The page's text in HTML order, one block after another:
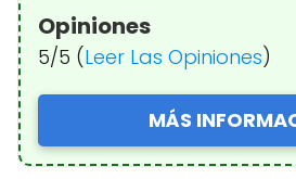
Opiniones
5/5 (Leer Las Opiniones)
MÁS